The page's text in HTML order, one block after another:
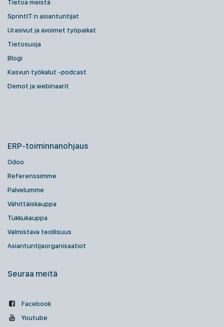
Tietoa meistä
SprintIT:n asiantuntijat
Urasivut ja avoimet työpaikat
Tietosuoja
Blogi
Kasvun työkalut -podcast
Demot ja webinaarit
ERP-toiminnanohjaus
Odoo
Referenssimme
Palvelumme
Vähittäiskauppa
Tukkukauppa
Valmistava teollisuus
Asiantuntijaorganisaatiot
Seuraa meitä
Facebook
Youtube